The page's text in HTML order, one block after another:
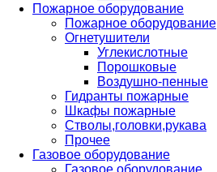
Пожарное оборудование
Пожарное оборудование
Огнетушители
Углекислотные
Порошковые
Воздушно-пенные
Гидранты пожарные
Шкафы пожарные
Стволы,головки,рукава
Прочее
Газовое оборудование